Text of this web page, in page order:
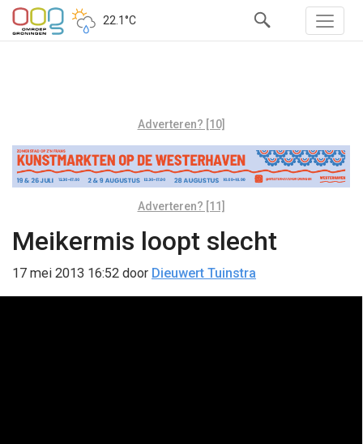
22.1°C
Adverteren? [10]
Adverteren? [11]
Meikermis loopt slecht
17 mei 2013 16:52 door Dieuwert Tuinstra